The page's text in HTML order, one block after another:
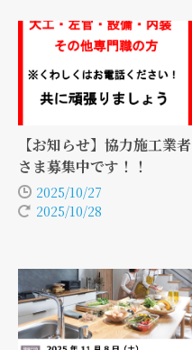
【お知らせ】協力施工業者
さま募集中です！！
2025/10/27
2025/10/28